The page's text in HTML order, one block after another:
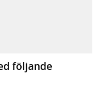
extern webbplats,
webbplats,
extern webbplats,
följande